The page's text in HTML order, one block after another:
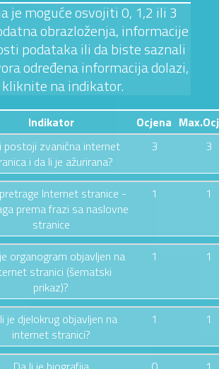
je moguće osvojiti 0, 1,2 ili 3
obrazloženja, informacije
podataka ili da biste saznali
određena informacija dolazi,
kliknite na indikator.
Indikator Ocjena
postoji zvanična internet
i da li je ažurirana?
3 3
Internet stranice -
prema frazi sa naslovne
stranice
1 1
organogram objavljen na
stranici (šematski
prikaz)?
1 1
je djelokrug objavljen na
internet stranici?
1 1